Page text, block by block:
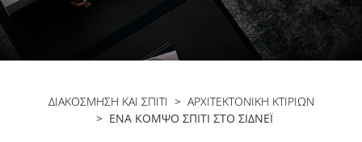
ΔΙΑΚΟΣΜΗΣΗ ΚΑΙ ΣΠΙΤΙ > ΑΡΧΙΤΕΚΤΟΝΙΚΉ ΚΤΙΡΊΩΝ
> ΈΝΑ ΚΟΜΨΌ ΣΠΊΤΙ ΣΤΟ ΣΊΔΝΕΪ